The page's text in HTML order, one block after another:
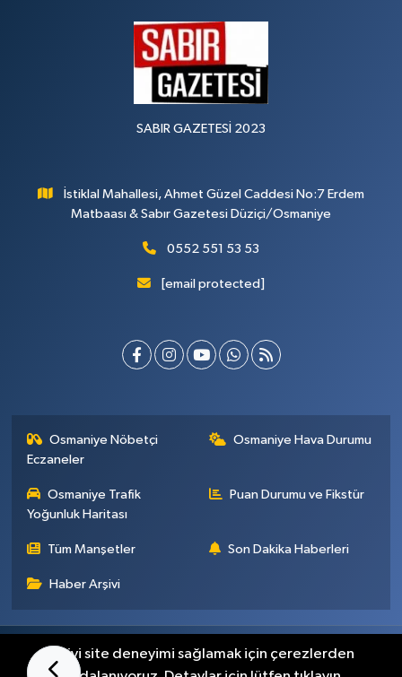
SABIR GAZETESİ 2023
İstiklal Mahallesi, Ahmet Güzel Caddesi No:7 Erdem
Matbaası & Sabır Gazetesi Düziçi/Osmaniye
0552 551 53 53
[email protected]
Osmaniye Nöbetçi
Eczaneler
Osmaniye Hava Durumu
Osmaniye Trafik
Yoğunluk Haritası
Puan Durumu ve Fikstür
Tüm Manşetler Son Dakika Haberleri
Haber Arşivi
Künye İletişim Gizlilik Sözleşmesi
En iyi site deneyimi sağlamak için çerezlerden